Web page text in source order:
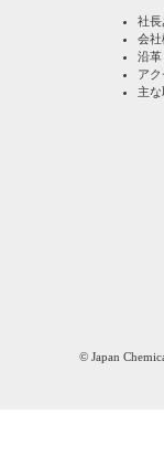
社長
会社
沿革
ア
主な
© Japan